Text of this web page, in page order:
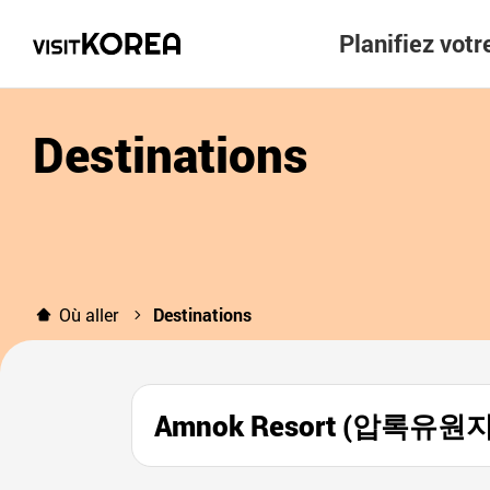
Planifiez
Destinations
Où aller Destinations
Amnok Resort (압록유원